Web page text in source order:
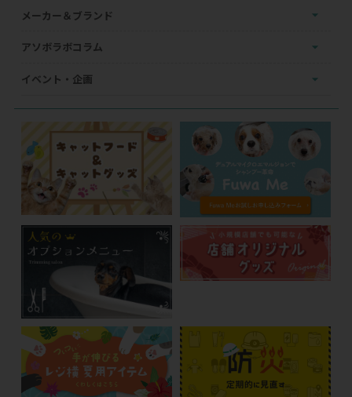
メーカー＆ブランド
アソボラボコラム
イベント・企画